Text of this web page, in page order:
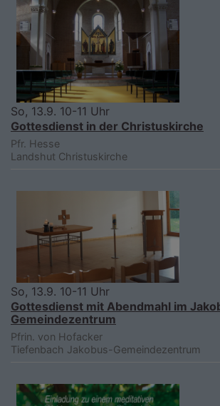
So, 13.9. 10-11 Uhr
Gottesdienst in der Christuskirche
Pfr. Hesse
Landshut Christuskirche
So, 13.9. 10-11 Uhr
Gottesdienst mit Abendmahl im
Gemeindezentrum
Pfrin. von Hofacker
Tiefenbach Jakobus-Gemeindezentrum